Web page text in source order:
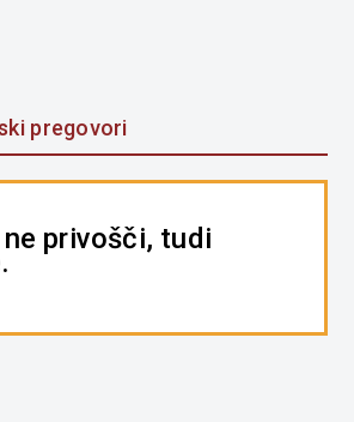
pregovori
privošči, tudi